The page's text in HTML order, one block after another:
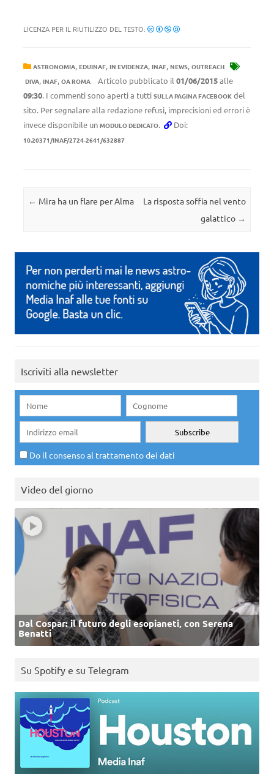
LICENZA PER IL RIUTILIZZO DEL TESTO:
ASTRONOMIA, EDUINAF, IN EVIDENZA, INAF, NEWS, OUTREACH
DIVA, INAF, OA ROMA Articolo pubblicato il 01/06/2015alle
09:30. I commenti sono aperti a tutti SULLA PAGINA FACEBOOK del
sito. Per segnalare alla redazione refusi, imprecisioni ed errori è
invece disponibile un MODULO DEDICATO. Doi:
10.20371/INAF/2724-2641/632887
Navigazione articolo
← Mira ha un flare per Alma
La risposta soffia nel vento
galattico →
Iscriviti alla newsletter
Do il consenso al trattamento dei dati
Video del giorno
Dal Cospar: il futuro degli esopianeti, con Serena
Benatti
Su Spotify e su Telegram